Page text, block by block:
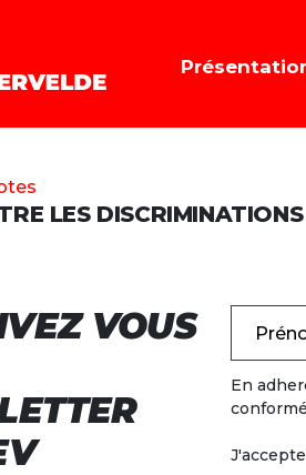
LES DISCRIMINATIONS
VOUS
En